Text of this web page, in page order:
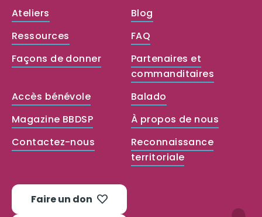
Ateliers
Blog
Ressources
FAQ
Façons de donner
Partenaires et
commanditaires
Accès bénévole
Balado
Magazine BBDSP
À propos de nous
Contactez-nous
Reconnaissance
territoriale
Faire un don